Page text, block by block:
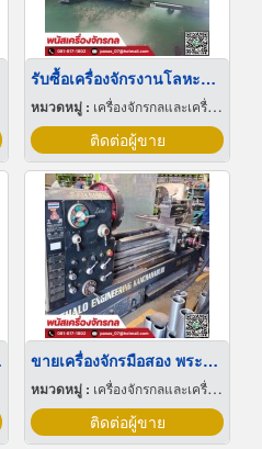
รับซื้อเครื่องจักรงานโลหะมือสอง
หมวดหมู่ : เครื่องจักรกลและเครื่องมือกล
ติดต่อผู้ขาย
บุรี ขายเครื่องจักรมือสอง พระราม 2
หมวดหมู่ : เครื่องจักรกลและเครื่องมือกล
ติดต่อผู้ขาย